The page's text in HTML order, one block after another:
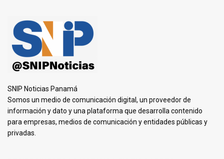
SNIP Noticias Panamá
Somos un medio de comunicación digital, un proveedor de
información y dato y una plataforma que desarrolla contenido
para empresas, medios de comunicación y entidades públicas y
privadas.